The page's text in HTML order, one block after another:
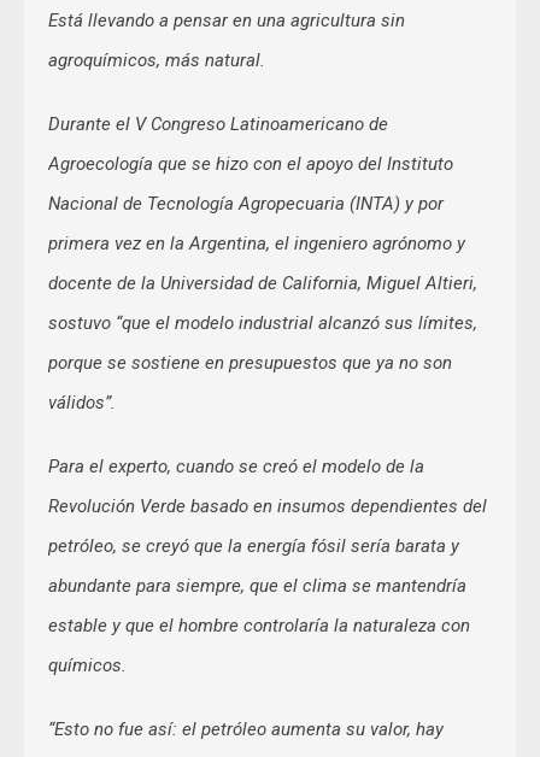
Está llevando a pensar en una agricultura sin
agroquímicos, más natural.
Durante el V Congreso Latinoamericano de
Agroecología que se hizo con el apoyo del Instituto
Nacional de Tecnología Agropecuaria (INTA) y por
primera vez en la Argentina, el ingeniero agrónomo y
docente de la Universidad de California, Miguel Altieri,
sostuvo “que el modelo industrial alcanzó sus límites,
porque se sostiene en presupuestos que ya no son
válidos”.
Para el experto, cuando se creó el modelo de la
Revolución Verde basado en insumos dependientes del
petróleo, se creyó que la energía fósil sería barata y
abundante para siempre, que el clima se mantendría
estable y que el hombre controlaría la naturaleza con
químicos.
“Esto no fue así: el petróleo aumenta su valor, hay